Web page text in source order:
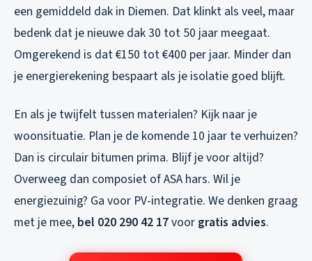
een gemiddeld dak in Diemen. Dat klinkt als veel, maar
bedenk dat je nieuwe dak 30 tot 50 jaar meegaat.
Omgerekend is dat €150 tot €400 per jaar. Minder dan
je energierekening bespaart als je isolatie goed blijft.
En als je twijfelt tussen materialen? Kijk naar je
woonsituatie. Plan je de komende 10 jaar te verhuizen?
Dan is circulair bitumen prima. Blijf je voor altijd?
Overweeg dan composiet of ASA hars. Wil je
energiezuinig? Ga voor PV-integratie. We denken graag
met je mee, bel 020 290 42 17voor gratis advies.